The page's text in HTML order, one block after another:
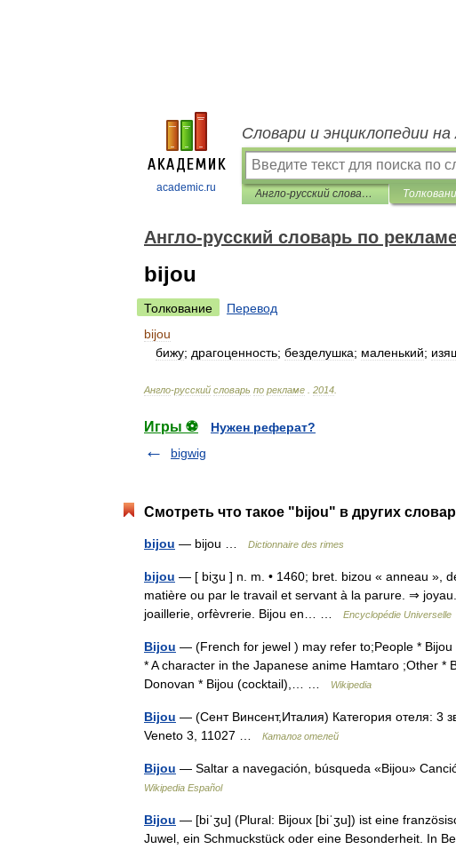
academic.ru
Словари и энциклопедии
Англо-русский словарь по рекламе
Англо-русский словарь по
bijou
Толкование
Перевод
bijou
бижу; драгоценность; безделушка; маленький;
Англо-русский словарь по рекламе 2014
Игры ⚽
Нужен реферат?
bigwig
Смотреть что такое "bijou" в других
bijou — bijou … Dictionnaire des rimes
bijou — [ biʒu ] n. m. • 1460; bret. bizou « anneau »,
matière ou par le travail et servant à la parure. ⇒
joaillerie, orfèvrerie. Bijou en… …
Encyclopédie Universelle
Bijou — (French for jewel ) may refer to;People *
* A character in the Japanese anime Hamtaro ;Other
Donovan * Bijou (cocktail),… …
Wikipedia
Bijou — (Сент Винсент,Италия) Категория отеля: 3
Veneto 3, 11027 …
Каталог отелей
Bijou — Saltar a navegación, búsqueda «Bijou»
Wikipedia Español
Bijou — [biˈʒu] (Plural: Bijoux [biˈʒu]) ist eine
Juwel, ein Schmuckstück oder eine Besonderheit. In